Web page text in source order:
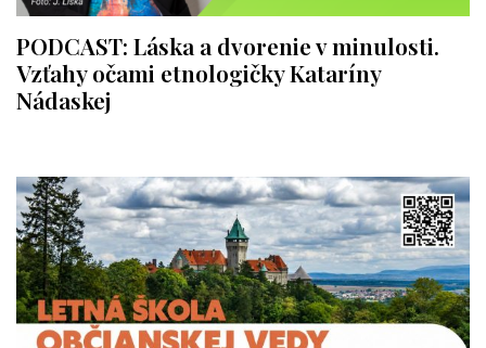
PODCAST: Láska a dvorenie v minulosti.
Vzťahy očami etnologičky Kataríny
Nádaskej